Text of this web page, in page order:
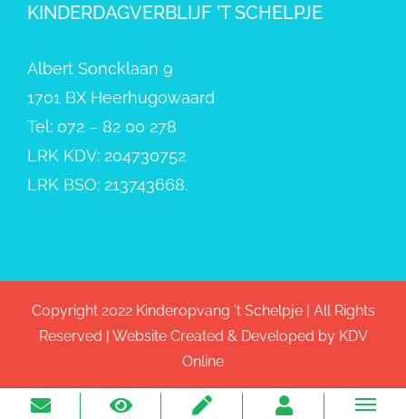
KINDERDAGVERBLIJF ’T SCHELPJE
Albert Soncklaan 9
1701 BX Heerhugowaard
Tel: 072 – 82 00 278
LRK KDV: 204730752
LRK BSO: 213743668.
Copyright 2022 Kinderopvang 't Schelpje | All Rights
Reserved | Website Created & Developed by KDV
Online